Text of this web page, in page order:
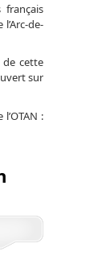
français
de-
de cette
sur
: